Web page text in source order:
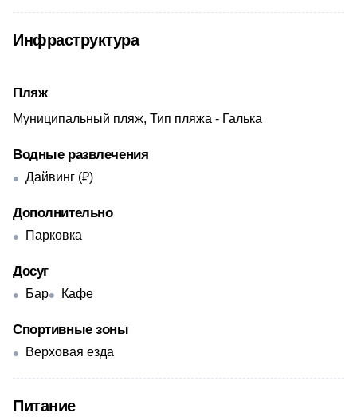
Инфраструктура
Пляж
Муниципальный пляж, Тип пляжа - Галька
Водные развлечения
Дайвинг (₽)
Дополнительно
Парковка
Досуг
Бар Кафе
Спортивные зоны
Верховая езда
Питание